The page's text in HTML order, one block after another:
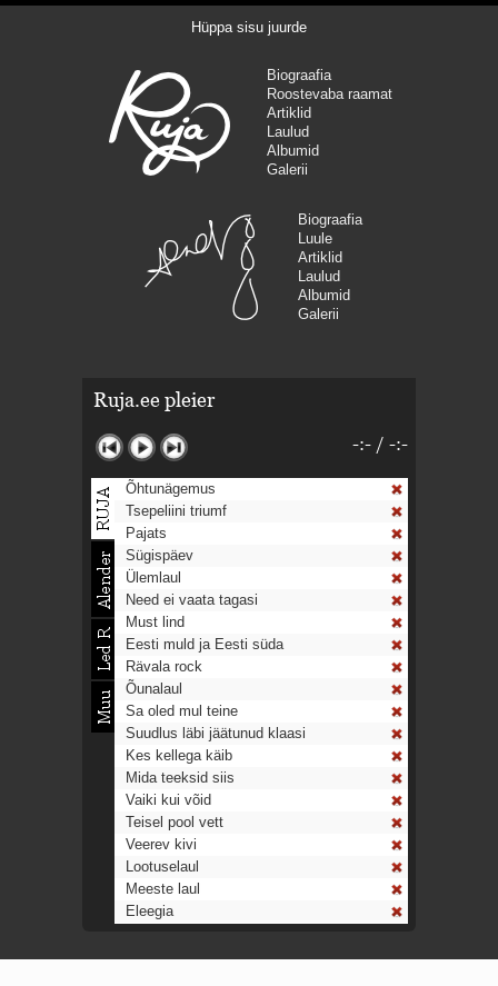
Hüppa sisu juurde
Biograafia
Roostevaba raamat
Artiklid
Laulud
Albumid
Galerii
Biograafia
Luule
Artiklid
Laulud
Albumid
Galerii
Ruja.ee pleier
-:- / -:-
Õhtunägemus
Tsepeliini triumf
Pajats
Sügispäev
Ülemlaul
Need ei vaata tagasi
Must lind
Eesti muld ja Eesti süda
Rävala rock
Õunalaul
Sa oled mul teine
Suudlus läbi jäätunud klaasi
Kes kellega käib
Mida teeksid siis
Vaiki kui võid
Teisel pool vett
Veerev kivi
Lootuselaul
Meeste laul
Eleegia
Ahtumine